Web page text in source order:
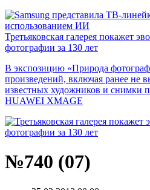
Третьяковская галерея покажет
фотографии за 130 лет
В экспозицию «Природа
произведений, включая ранее не
известных художников и снимки
HUAWEI XMAGE
№740 (07)